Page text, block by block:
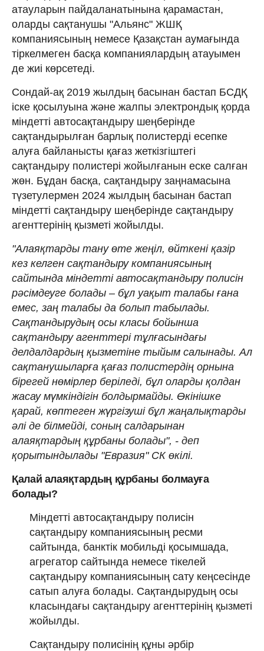
атауларын пайдаланатынына қарамастан,
оларды сақтанушы "Альянс" ЖШҚ
компаниясының немесе Қазақстан аумағында
тіркелмеген басқа компаниялардың атауымен
де жиі көрсетеді.
Сондай-ақ 2019 жылдың басынан бастап БСДҚ
іске қосылуына және жалпы электрондық қорда
міндетті автосақтандыру шеңберінде
сақтандырылған барлық полистерді есепке
алуға байланысты қағаз жеткізгіштегі
сақтандыру полистері жойылғанын еске салған
жөн. Бұдан басқа, сақтандыру заңнамасына
түзетулермен 2024 жылдың басынан бастап
міндетті сақтандыру шеңберінде сақтандыру
агенттерінің қызметі жойылды.
"Алаяқтарды тану өте жеңіл, өйткені қазір
кез келген сақтандыру компаниясының
сайтында міндетті автосақтандыру полисін
рәсімдеуге болады – бұл уақыт талабы ғана
емес, заң талабы да болып табылады.
Сақтандырудың осы класы бойынша
сақтандыру агенттері тұлғасындағы
делдалдардың қызметіне тыйым салынады. Ал
сақтанушыларға қағаз полистердің орнына
бірегей нөмірлер беріледі, бұл оларды қолдан
жасау мүмкіндігін болдырмайды. Өкінішке
қарай, көптеген жүргізуші бұл жаңалықтарды
әлі де білмейді, соның салдарынан
алаяқтардың құрбаны болады", - деп
қорытындылады "Евразия" СК өкілі.
Қалай алаяқтардың құрбаны болмауға
болады?
Міндетті автосақтандыру полисін
сақтандыру компаниясының ресми
сайтында, банктік мобильді қосымшада,
агрегатор сайтында немесе тікелей
сақтандыру компаниясының сату кеңсесінде
сатып алуға болады. Сақтандырудың осы
класындағы сақтандыру агенттерінің қызметі
жойылды.
Сақтандыру полисінің құны әрбір